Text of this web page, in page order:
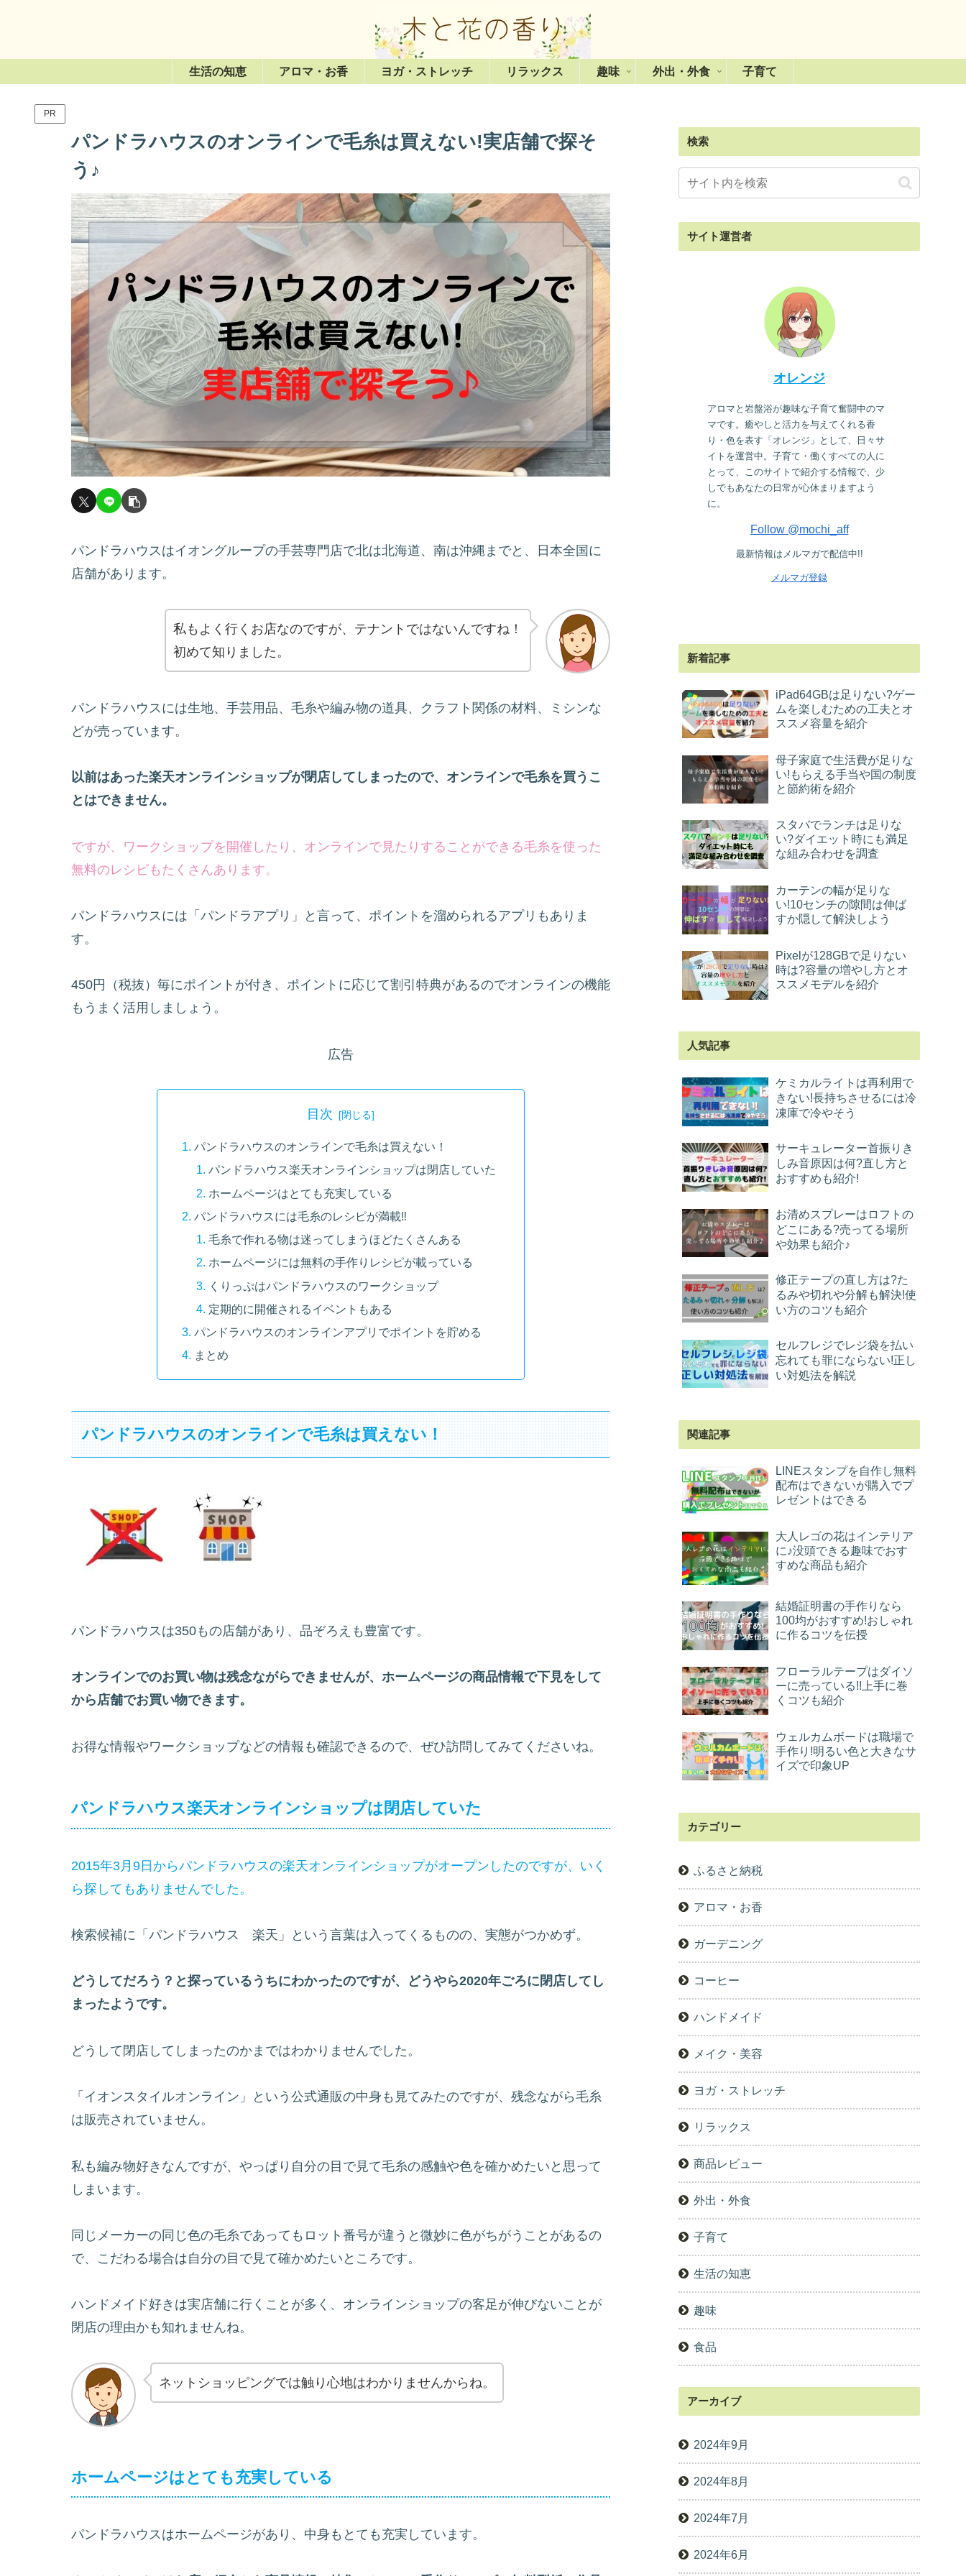
生活の知恵 アロマ・お香 ヨガ・ストレッチ リラックス 趣味 外出・外食 子育て
PR
パンドラハウスのオンラインで毛糸は買えない!実店舗で探そ
う♪
パンドラハウスはイオングループの手芸専門店で北は北海道、南は沖縄までと、日本全国に
店舗があります。
私もよく行くお店なのですが、テナントではないんですね！
初めて知りました。
パンドラハウスには生地、手芸用品、毛糸や編み物の道具、クラフト関係の材料、ミシンな
どが売っています。
以前はあった楽天オンラインショップが閉店してしまったので、オンラインで毛糸を買うこ
とはできません。
ですが、ワークショップを開催したり、オンラインで見たりすることができる毛糸を使った
無料のレシピもたくさんあります。
パンドラハウスには「パンドラアプリ」と言って、ポイントを溜められるアプリもありま
す。
450円（税抜）毎にポイントが付き、ポイントに応じて割引特典があるのでオンラインの機能
もうまく活用しましょう。
広告
目次
パンドラハウスのオンラインで毛糸は買えない！
パンドラハウス楽天オンラインショップは閉店していた
ホームページはとても充実している
パンドラハウスには毛糸のレシピが満載‼
毛糸で作れる物は迷ってしまうほどたくさんある
ホームページには無料の手作りレシピが載っている
くりっぷはパンドラハウスのワークショップ
定期的に開催されるイベントもある
パンドラハウスのオンラインアプリでポイントを貯める
まとめ
パンドラハウスのオンラインで毛糸は買えない！
パンドラハウスは350もの店舗があり、品ぞろえも豊富です。
オンラインでのお買い物は残念ながらできませんが、ホームページの商品情報で下見をして
から店舗でお買い物できます。
お得な情報やワークショップなどの情報も確認できるので、ぜひ訪問してみてくださいね。
パンドラハウス楽天オンラインショップは閉店していた
2015年3月9日からパンドラハウスの楽天オンラインショップがオープンしたのですが、いく
ら探してもありませんでした。
検索候補に「パンドラハウス 楽天」という言葉は入ってくるものの、実態がつかめず。
どうしてだろう？と探っているうちにわかったのですが、どうやら2020年ごろに閉店してし
まったようです。
どうして閉店してしまったのかまではわかりませんでした。
「イオンスタイルオンライン」という公式通販の中身も見てみたのですが、残念ながら毛糸
は販売されていません。
私も編み物好きなんですが、やっぱり自分の目で見て毛糸の感触や色を確かめたいと思って
しまいます。
同じメーカーの同じ色の毛糸であってもロット番号が違うと微妙に色がちがうことがあるの
で、こだわる場合は自分の目で見て確かめたいところです。
ハンドメイド好きは実店舗に行くことが多く、オンラインショップの客足が伸びないことが
閉店の理由かも知れませんね。
ネットショッピングでは触り心地はわかりませんからね。
ホームページはとても充実している
パンドラハウスはホームページがあり、中身もとても充実しています。
検索
サイト運営者
オレンジ
アロマと岩盤浴が趣味な子育て奮闘中のマ
マです。癒やしと活力を与えてくれる香
り・色を表す「オレンジ」として、日々サ
イトを運営中。子育て・働くすべての人に
とって、このサイトで紹介する情報で、少
しでもあなたの日常が心休まりますよう
に。
Follow @mochi_aff
最新情報はメルマガで配信中!!
メルマガ登録
新着記事
iPad64GBは足りない?ゲー
ムを楽しむための工夫とオ
ススメ容量を紹介
母子家庭で生活費が足りな
い!もらえる手当や国の制度
と節約術を紹介
スタバでランチは足りな
い?ダイエット時にも満足
な組み合わせを調査
カーテンの幅が足りな
い!10センチの隙間は伸ば
すか隠して解決しよう
Pixelが128GBで足りない
時は?容量の増やし方とオ
ススメモデルを紹介
人気記事
ケミカルライトは再利用で
きない!長持ちさせるには冷
凍庫で冷やそう
サーキュレーター首振りき
しみ音原因は何?直し方と
おすすめも紹介!
お清めスプレーはロフトの
どこにある?売ってる場所
や効果も紹介♪
修正テープの直し方は?た
るみや切れや分解も解決!使
い方のコツも紹介
セルフレジでレジ袋を払い
忘れても罪にならない!正し
い対処法を解説
関連記事
LINEスタンプを自作し無料
配布はできないが購入でプ
レゼントはできる
大人レゴの花はインテリア
に♪没頭できる趣味でおす
すめな商品も紹介
結婚証明書の手作りなら
100均がおすすめ!おしゃれ
に作るコツを伝授
フローラルテープはダイソ
ーに売っている!!上手に巻
くコツも紹介
ウェルカムボードは職場で
手作り!明るい色と大きなサ
イズで印象UP
カテゴリー
ふるさと納税
アロマ・お香
ガーデニング
コーヒー
ハンドメイド
メイク・美容
ヨガ・ストレッチ
リラックス
商品レビュー
外出・外食
子育て
生活の知恵
趣味
食品
アーカイブ
2024年9月
2024年8月
2024年7月
2024年6月